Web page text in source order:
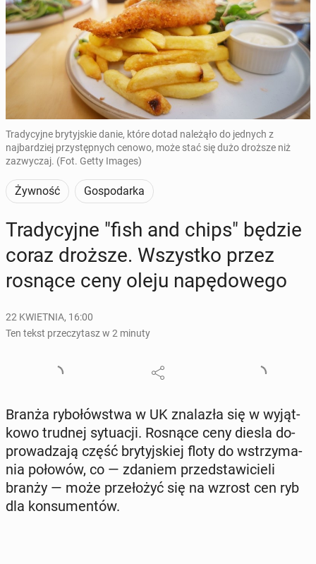
Tradycyjne brytyjskie danie, które dotad należąło do jednych z
najbardziej przystępnych cenowo, może stać się dużo droższe niż
zazwyczaj. (Fot. Getty Images)
Żywność Gospodarka
Tra­dy­cyj­ne "fish and chips" będzie
coraz droższe. Wszyst­ko przez
rosnące ceny oleju na­pę­do­we­go
22 KWIETNIA, 16:00
Ten tekst przeczytasz w 2 minuty
Branża ry­bo­łów­stwa w UK zna­la­zła się w wy­jąt­
ko­wo trudnej sy­tu­acji. Rosnące ceny diesla do­
pro­wa­dza­ją część bry­tyj­skiej floty do wstrzy­ma­
nia połowów, co — zdaniem przed­sta­wi­cie­li
branży — może prze­ło­żyć się na wzrost cen ryb
dla kon­su­men­tów.